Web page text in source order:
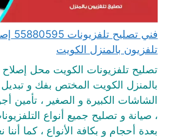
فني
تلفزيون بالمنزل الكويت
تصليح تلفزيونات الكويت محل
بالمنزل الكويت المختص بفك و تبديل
الشاشات الكبيرة و الصغير ، تأمين
، صيانة و تصليح جميع أنواع
بعدة أحجام و بكافة الأنواع ، كما